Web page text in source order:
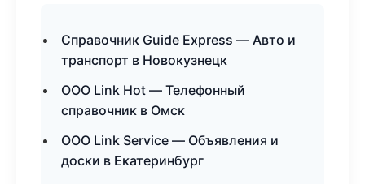
Справочник Guide Express — Авто и
транспорт в Новокузнецк
ООО Link Hot — Телефонный
справочник в Омск
ООО Link Service — Объявления и
доски в Екатеринбург